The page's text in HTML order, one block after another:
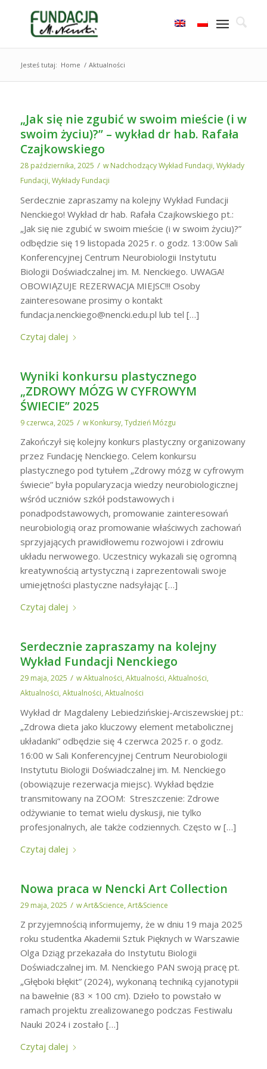
Jesteś tutaj: Home / Aktualności
„Jak się nie zgubić w swoim mieście (i w
swoim życiu)?” – wykład dr hab. Rafała
Czajkowskiego
28 października, 2025 / wNadchodzący Wykład Fundacji,Wykłady
Fundacji,Wykłady Fundacji
Serdecznie zapraszamy na kolejny Wykład Fundacji
Nenckiego! Wykład dr hab. Rafała Czajkowskiego pt.:
„Jak się nie zgubić w swoim mieście (i w swoim życiu)?”
odbędzie się 19 listopada 2025 r. o godz. 13:00w Sali
Konferencyjnej Centrum Neurobiologii Instytutu
Biologii Doświadczalnej im. M. Nenckiego. UWAGA!
OBOWIĄZUJE REZERWACJA MIEJSC!!! Osoby
zainteresowane prosimy o kontakt
fundacja.nenckiego@nencki.edu.pl lub tel […]
Czytaj dalej
Wyniki konkursu plastycznego
„ZDROWY MÓZG W CYFROWYM
ŚWIECIE” 2025
9 czerwca, 2025 / wKonkursy,Tydzień Mózgu
Zakończył się kolejny konkurs plastyczny organizowany
przez Fundację Nenckiego. Celem konkursu
plastycznego pod tytułem „Zdrowy mózg w cyfrowym
świecie” była popularyzacja wiedzy neurobiologicznej
wśród uczniów szkół podstawowych i
ponadpodstawowych, promowanie zainteresowań
neurobiologią oraz promowanie właściwych zachowań
sprzyjających prawidłowemu rozwojowi i zdrowiu
układu nerwowego. Uczestnicy wykazali się ogromną
kreatywnością artystyczną i zaprezentowali swoje
umiejętności plastyczne nadsyłając […]
Czytaj dalej
Serdecznie zapraszamy na kolejny
Wykład Fundacji Nenckiego
29 maja, 2025 / wAktualności,Aktualności,Aktualności,
Aktualności,Aktualności,Aktualności
Wykład dr Magdaleny Lebiedzińskiej-Arciszewskiej pt.:
„Zdrowa dieta jako kluczowy element metabolicznej
układanki” odbędzie się 4 czerwca 2025 r. o godz.
16:00 w Sali Konferencyjnej Centrum Neurobiologii
Instytutu Biologii Doświadczalnej im. M. Nenckiego
(obowiązuje rezerwacja miejsc). Wykład będzie
transmitowany na ZOOM: Streszczenie: Zdrowe
odżywianie to temat wielu dyskusji, nie tylko
profesjonalnych, ale także codziennych. Często w […]
Czytaj dalej
Nowa praca w Nencki Art Collection
29 maja, 2025 / wArt&Science,Art&Science
Z przyjemnością informujemy, że w dniu 19 maja 2025
roku studentka Akademii Sztuk Pięknych w Warszawie
Olga Dziąg przekazała do Instytutu Biologii
Doświadczalnej im. M. Nenckiego PAN swoją pracę pt.
„Głęboki błękit” (2024), wykonaną techniką cyjanotypii
na bawełnie (83 × 100 cm). Dzieło to powstało w
ramach projektu zrealizowanego podczas Festiwalu
Nauki 2024 i zostało […]
Czytaj dalej